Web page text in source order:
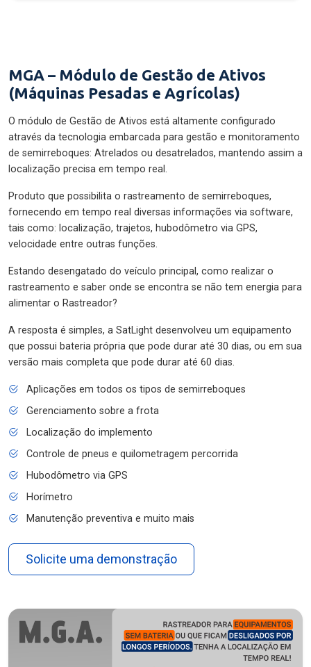
MGA – Módulo de Gestão de Ativos
(Máquinas Pesadas e Agrícolas)
O módulo de Gestão de Ativos está altamente configurado
através da tecnologia embarcada para gestão e monitoramento
de semirreboques: Atrelados ou desatrelados, mantendo assim a
localização precisa em tempo real.
Produto que possibilita o rastreamento de semirreboques,
fornecendo em tempo real diversas informações via software,
tais como: localização, trajetos, hubodômetro via GPS,
velocidade entre outras funções.
Estando desengatado do veículo principal, como realizar o
rastreamento e saber onde se encontra se não tem energia para
alimentar o Rastreador?
A resposta é simples, a SatLight desenvolveu um equipamento
que possui bateria própria que pode durar até 30 dias, ou em sua
versão mais completa que pode durar até 60 dias.
Aplicações em todos os tipos de semirreboques
Gerenciamento sobre a frota
Localização do implemento
Controle de pneus e quilometragem percorrida
Hubodômetro via GPS
Horímetro
Manutenção preventiva e muito mais
Solicite uma demonstração